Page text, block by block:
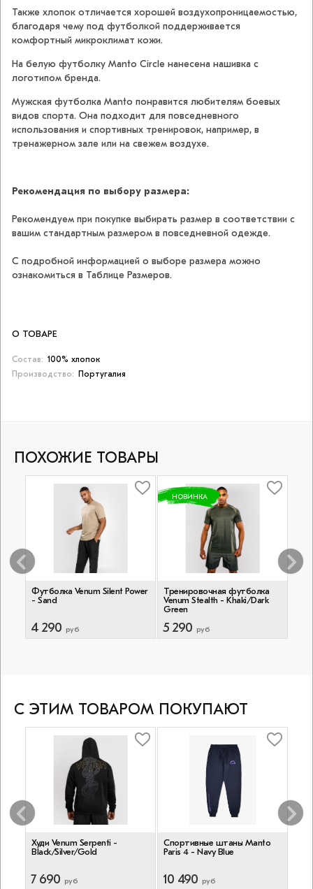
Также хлопок отличается хорошей воздухопроницаемостью,
благодаря чему под футболкой поддерживается
комфортный микроклимат кожи.
На белую футболку Manto Circle нанесена нашивка с
логотипом бренда.
Мужская футболка Manto понравится любителям боевых
видов спорта. Она подходит для повседневного
использования и спортивных тренировок, например, в
тренажерном зале или на свежем воздухе.
Рекомендация по выбору размера:
Рекомендуем при покупке выбирать размер в соответствии с
вашим стандартным размером в повседневной одежде.
С подробной информацией о выборе размера можно
ознакомиться в Таблице Размеров.
О ТОВАРЕ
Состав: 100% хлопок
Производство:
Португалия
ПОХОЖИЕ ТОВАРЫ
Футболка Venum Silent Power
- Sand
4 290 руб
НОВИНКА
Тренировочная футболка
Venum Stealth - Khaki/Dark
Green
5 290 руб
С ЭТИМ ТОВАРОМ ПОКУПАЮТ
Худи Venum Serpenti -
Black/Silver/Gold
7 690 руб
Спортивные штаны Manto
Paris 4 - Navy Blue
10 490 руб